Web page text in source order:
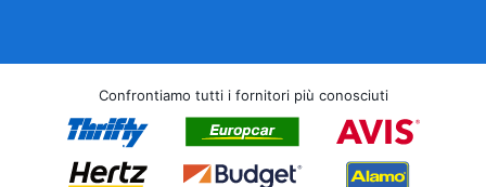
Confrontiamo tutti i fornitori più conosciuti